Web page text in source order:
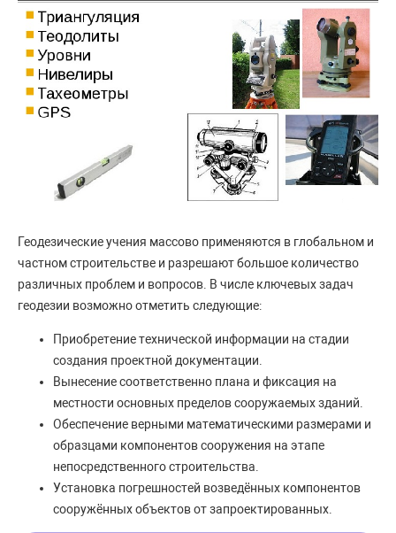
Геодезические учения массово применяются в глобальном и
частном строительстве и разрешают большое количество
различных проблем и вопросов. В числе ключевых задач
геодезии возможно отметить следующие:
Приобретение технической информации на стадии
создания проектной документации.
Вынесение соответственно плана и фиксация на
местности основных пределов сооружаемых зданий.
Обеспечение верными математическими размерами и
образцами компонентов сооружения на этапе
непосредственного строительства.
Установка погрешностей возведённых компонентов
сооружённых объектов от запроектированных.